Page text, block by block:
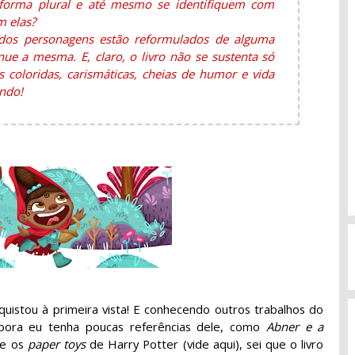
plural e até mesmo se identifiquem com
elas?
personagens estão reformulados de alguma
a mesma. E, claro, o livro não se sustenta só
coloridas, carismáticas, cheias de humor e vida
à primeira vista! E conhecendo outros trabalhos do
eu tenha poucas referências dele, como Abner e a
os paper toysde Harry Potter (vide aqui), sei que o livro